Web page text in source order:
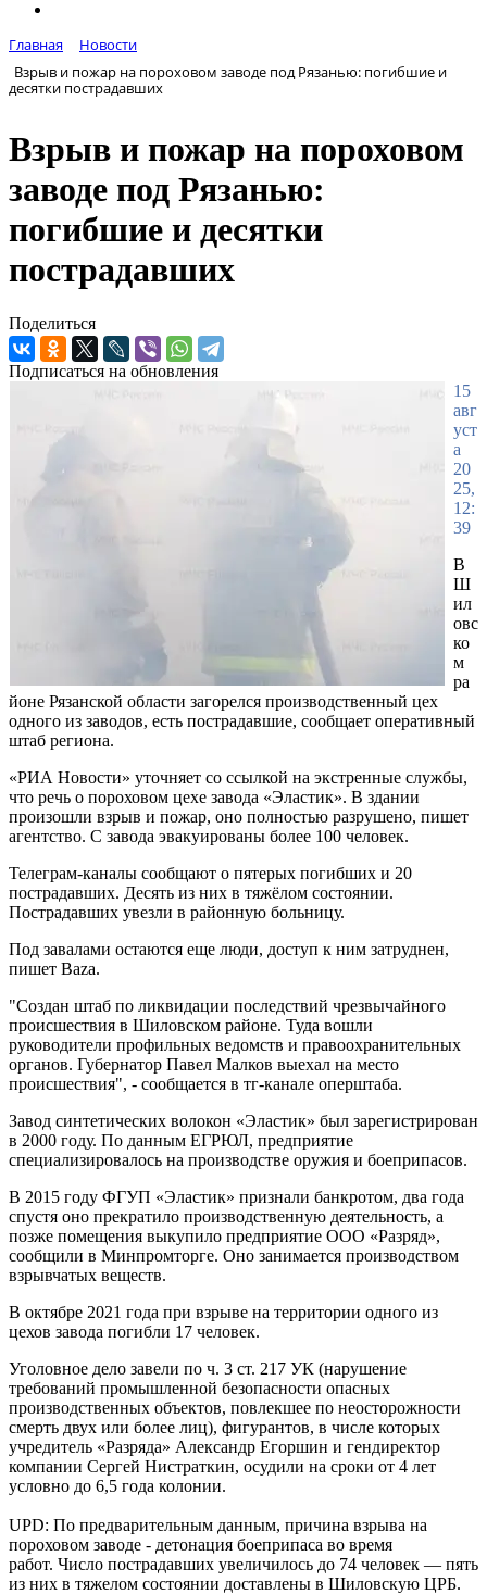
Главная
Новости
Взрыв и пожар на пороховом заводе под Рязанью: погибшие и
десятки пострадавших
Взрыв и пожар на пороховом
заводе под Рязанью:
погибшие и десятки
пострадавших
Поделиться
Подписаться на обновления
15
авг
уст
а
20
25,
12:
39
В
Ш
ил
овс
ко
м
ра
йоне Рязанской области загорелся производственный цех
одного из заводов, есть пострадавшие, сообщает оперативный
штаб региона.
«РИА Новости» уточняет со ссылкой на экстренные службы,
что речь о пороховом цехе завода «Эластик». В здании
произошли взрыв и пожар, оно полностью разрушено, пишет
агентство. С завода эвакуированы более 100 человек.
Телеграм-каналы сообщают о пятерых погибших и 20
пострадавших. Десять из них в тяжёлом состоянии.
Пострадавших увезли в районную больницу.
Под завалами остаются еще люди, доступ к ним затруднен,
пишет Baza.
"Создан штаб по ликвидации последствий чрезвычайного
происшествия в Шиловском районе. Туда вошли
руководители профильных ведомств и правоохранительных
органов. Губернатор Павел Малков выехал на место
происшествия", - сообщается в тг-канале оперштаба.
Завод синтетических волокон «Эластик» был зарегистрирован
в 2000 году. По данным ЕГРЮЛ, предприятие
специализировалось на производстве оружия и боеприпасов.
В 2015 году ФГУП «Эластик» признали банкротом, два года
спустя оно прекратило производственную деятельность, а
позже помещения выкупило предприятие ООО «Разряд»,
сообщили в Минпромторге. Оно занимается производством
взрывчатых веществ.
В октябре 2021 года при взрыве на территории одного из
цехов завода погибли 17 человек.
Уголовное дело завели по ч. 3 ст. 217 УК (нарушение
требований промышленной безопасности опасных
производственных объектов, повлекшее по неосторожности
смерть двух или более лиц), фигурантов, в числе которых
учредитель «Разряда» Александр Егоршин и гендиректор
компании Сергей Нистраткин, осудили на сроки от 4 лет
условно до 6,5 года колонии.
UPD: По предварительным данным, причина взрыва на
пороховом заводе - детонация боеприпаса во время
работ. Число пострадавших увеличилось до 74 человек — пять
из них в тяжелом состоянии доставлены в Шиловскую ЦРБ.